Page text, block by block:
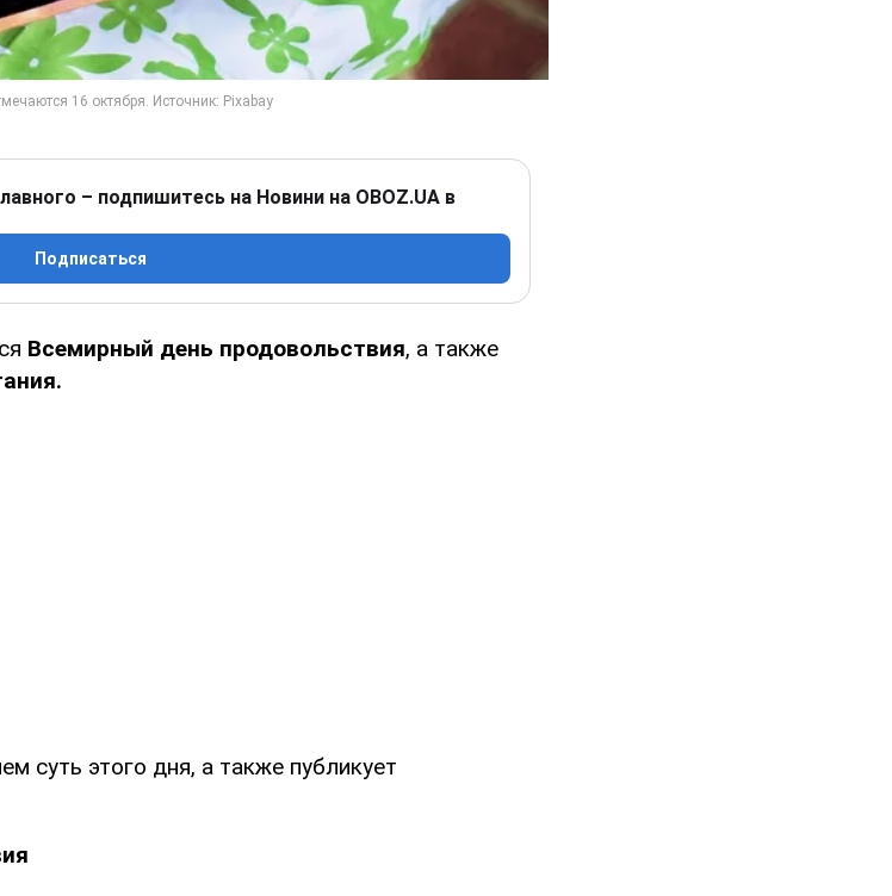
– подпишитесь на Новини на OBOZ.UA в
Подписаться
Всемирный день продовольствия, а также
суть этого дня, а также публикует